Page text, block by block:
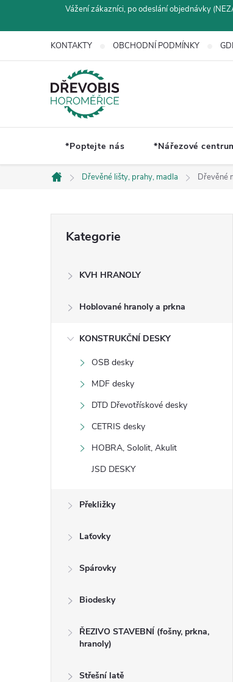
Vážení zákazníci, po odeslání objednávky
KONTAKTY OBCHODNÍ PODMÍNKY
*Poptejte nás *Nářezové
Domů
Dřevěné lišty, prahy, madla Dřevěné
kategorie
Kategorie
KVH HRANOLY
Hoblované hranoly a prkna
KONSTRUKČNÍ DESKY
OSB desky
MDF desky
DTD Dřevotřískové desky
CETRIS desky
HOBRA, Sololit, Akulit
JSD DESKY
Překližky
Laťovky
Spárovky
Biodesky
ŘEZIVO STAVEBNÍ (fošny, prkna,
hranoly)
Střešní latě